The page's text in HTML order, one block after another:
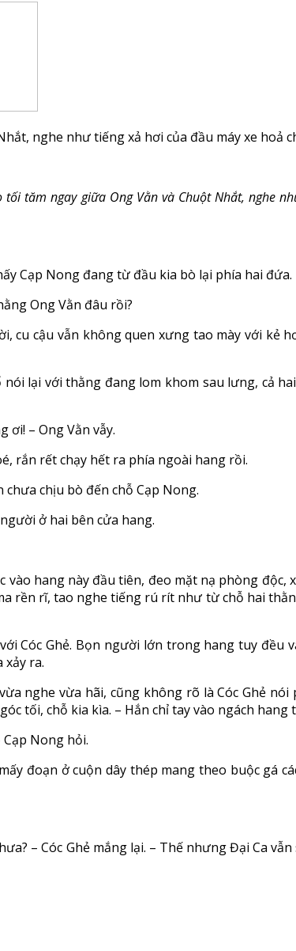
nghe như tiếng xả hơi của đầu máy xe hoả
tăm ngay giữa Ong Vằn và Chuột Nhắt, nghe
Cạp Nong đang từ đầu kia bò lại phía hai đứa.
Ong Vằn đâu rồi?
cu cậu vẫn không quen xưng tao mày với kẻ
nói lại với thằng đang lom khom sau lưng, cả
ơi! – Ong Vằn vẫy.
rắn rết chạy hết ra phía ngoài hang rồi.
chịu bò đến chỗ Cạp Nong.
ở hai bên cửa hang.
hang này đầu tiên, đeo mặt nạ phòng độc,
rền rĩ, tao nghe tiếng rú rít như từ chỗ hai
Cóc Ghẻ. Bọn người lớn trong hang tuy đều
ra.
nghe vừa hãi, cũng không rõ là Cóc Ghẻ
tối, chỗ kia kìa. – Hắn chỉ tay vào ngách hang
Nong hỏi.
đoạn ở cuộn dây thép mang theo buộc gá
– Cóc Ghẻ mắng lại. – Thế nhưng Đại Ca